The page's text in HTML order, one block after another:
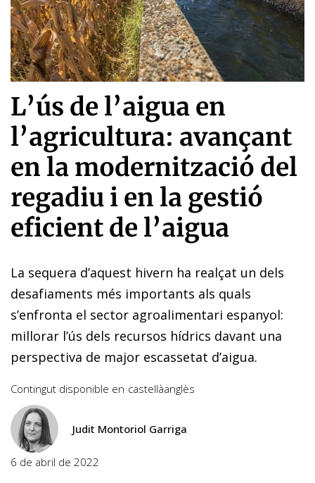
L’ús de l’aigua en
l’agricultura: avançant
en la modernització del
regadiu i en la gestió
eficient de l’aigua
La sequera d’aquest hivern ha realçat un dels
desafiaments més importants als quals
s’enfronta el sector agroalimentari espanyol:
millorar l’ús dels recursos hídrics davant una
perspectiva de major escassetat d’aigua.
Contingut disponible en castellàanglès
Judit Montoriol Garriga
6 de abril de 2022